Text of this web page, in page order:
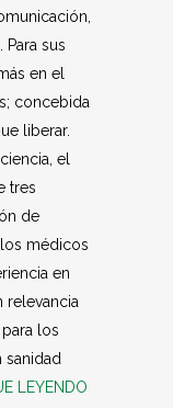
sus
en el
concebida
liberar.
el
tres
de
médicos
en
relevancia
los
sanidad
LEYENDO